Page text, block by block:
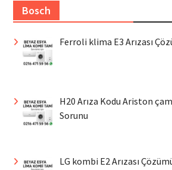
Bosch
Ferroli klima E3 Arızası
H20 Arıza Kodu Ariston
Sorunu
LG kombi E2 Arızası